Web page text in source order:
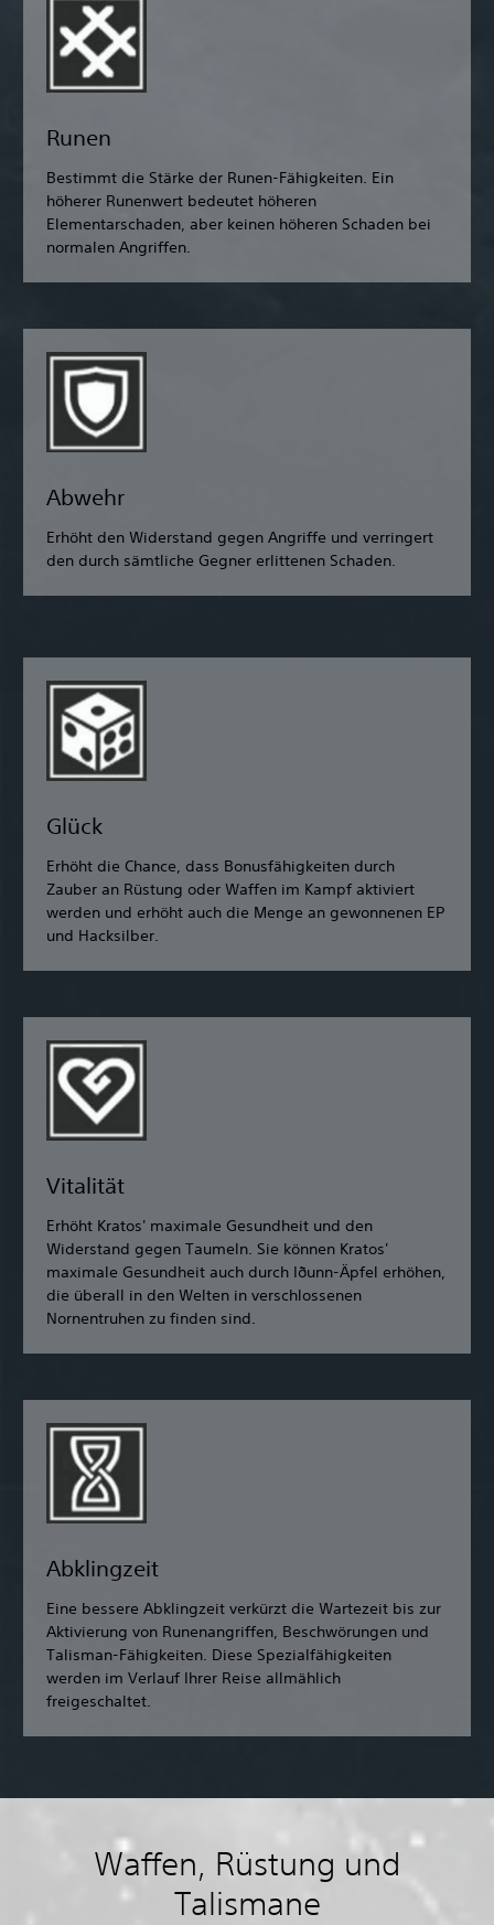
Runen
Bestimmt die Stärke der Runen-Fähigkeiten. Ein
höherer Runenwert bedeutet höheren
Elementarschaden, aber keinen höheren Schaden bei
normalen Angriffen.
Abwehr
Erhöht den Widerstand gegen Angriffe und verringert
den durch sämtliche Gegner erlittenen Schaden.
Glück
Erhöht die Chance, dass Bonusfähigkeiten durch
Zauber an Rüstung oder Waffen im Kampf aktiviert
werden und erhöht auch die Menge an gewonnenen EP
und Hacksilber.
Vitalität
Erhöht Kratos' maximale Gesundheit und den
Widerstand gegen Taumeln. Sie können Kratos'
maximale Gesundheit auch durch Iðunn-Äpfel erhöhen,
die überall in den Welten in verschlossenen
Nornentruhen zu finden sind.
Abklingzeit
Eine bessere Abklingzeit verkürzt die Wartezeit bis zur
Aktivierung von Runenangriffen, Beschwörungen und
Talisman-Fähigkeiten. Diese Spezialfähigkeiten
werden im Verlauf Ihrer Reise allmählich
freigeschaltet.
Waffen, Rüstung und
Talismane